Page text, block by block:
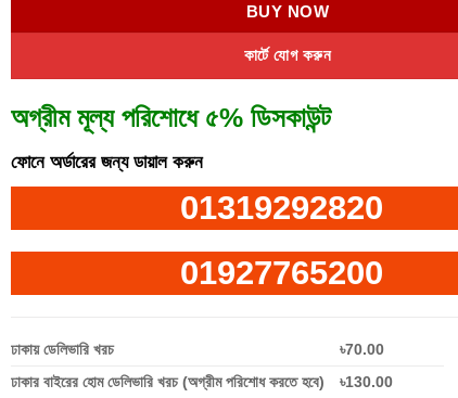
কার্টে যোগ করুন
BUY NOW
অগ্রীম মূল্য পরিশোধে ৫% ডিসকাউন্ট
ফোনে অর্ডারের জন্য ডায়াল করুন
01319292820
01927765200
ঢাকায় ডেলিভারি খরচ
৳70.00
ঢাকার বাইরের হোম ডেলিভারি খরচ (অগ্রীম পরিশোধ করতে হবে)
৳130.00